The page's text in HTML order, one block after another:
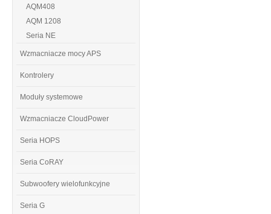
AQM408
AQM 1208
Seria NE
Wzmacniacze mocy APS
Kontrolery
Moduły systemowe
Wzmacniacze CloudPower
Seria HOPS
Seria CoRAY
Subwoofery wielofunkcyjne
Seria G